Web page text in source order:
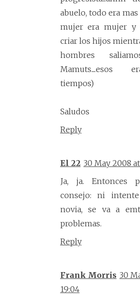
abuelo, todo era
mujer era mujer y
criar los hijos
hombres
Mamuts....esos
tiempos)
Saludos
Reply
El 22 30 May 2008 at
Ja, ja. Entonces
consejo: ni
novia, se va a
problemas.
Reply
Frank Morris 30
19:04